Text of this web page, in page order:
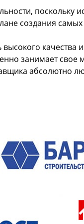
поскольку
создания
качества
занимает свое
абсолютно